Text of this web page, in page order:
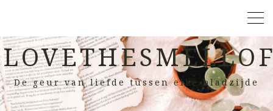
De geur van liefde tussen elke bladzijde